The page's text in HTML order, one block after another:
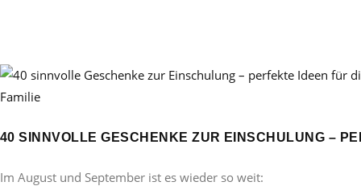
Familie
40 SINNVOLLE GESCHENKE ZUR EINSCHULUNG –
Im August und September ist es wieder so weit: